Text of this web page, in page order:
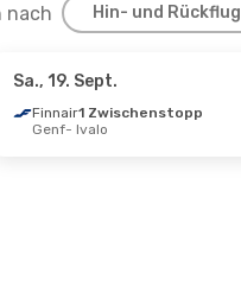
nach Hin- und Rückflug
Sa., 19. Sept.
Finnair1 Zwischenstopp
Genf- Ivalo